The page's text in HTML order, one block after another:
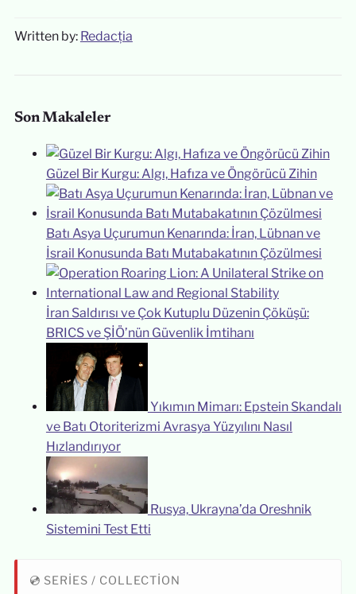
Written by: Redacția
Son Makaleler
Güzel Bir Kurgu: Algı, Hafıza ve Öngörücü Zihin
Batı Asya Uçurumun Kenarında: İran, Lübnan ve
İsrail Konusunda Batı Mutabakatının Çözülmesi
İran Saldırısı ve Çok Kutuplu Düzenin Çöküşü:
BRICS ve ŞİÖ’nün Güvenlik İmtihanı
Yıkımın Mimarı: Epstein Skandalı
ve Batı Otoriterizmi Avrasya Yüzyılını Nasıl
Hızlandırıyor
Rusya, Ukrayna’da Oreshnik
Sistemini Test Etti
💿 SERIES / COLLECTION